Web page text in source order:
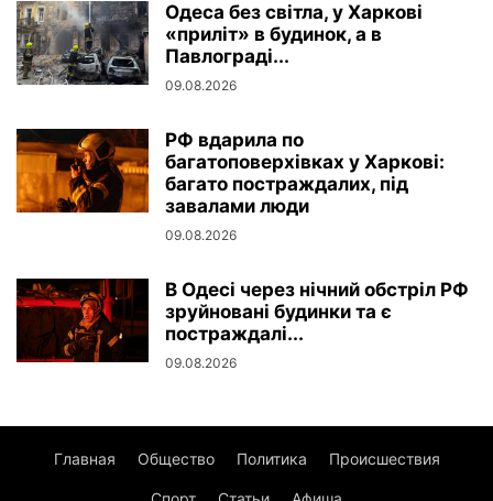
Одеса без світла, у Харкові
«приліт» в будинок, а в
Павлограді...
09.08.2026
РФ вдарила по
багатоповерхівках у Харкові:
багато постраждалих, під
завалами люди
09.08.2026
В Одесі через нічний обстріл РФ
зруйновані будинки та є
постраждалі...
09.08.2026
Главная Общество Политика Происшествия